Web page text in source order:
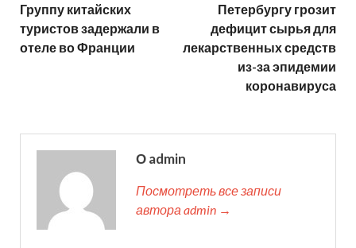
Группу китайских
туристов задержали в
отеле во Франции
Петербургу грозит
дефицит сырья для
лекарственных средств
из-за эпидемии
коронавируса
О admin
Посмотреть все записи
автора admin →